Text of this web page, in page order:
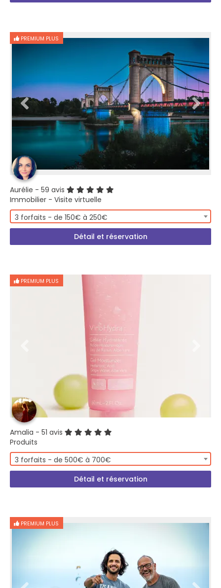
PREMIUM PLUS
Aurélie - 59 avis
Immobilier - Visite virtuelle
3 forfaits - de 150€ à 250€
Détail et réservation
PREMIUM PLUS
Amalia - 51 avis
Produits
3 forfaits - de 500€ à 700€
Détail et réservation
PREMIUM PLUS